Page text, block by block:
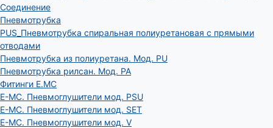
Соединение
Пневмотрубка
PUS_Пневмотрубка спиральная полиуретановая с прямыми
отводами
Пневмотрубка из полиуретана. Мод. РU
Пневмотрубка рилсан. Мод. PA
Фитинги E.MC
E-MC. Пневмоглушители мод. PSU
E-MC. Пневмоглушители мод. SET
E-MC. Пневмоглушители мод. V